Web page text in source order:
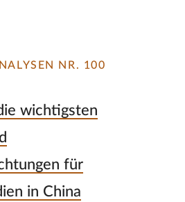
NR. 100
wichtigsten
für
in China